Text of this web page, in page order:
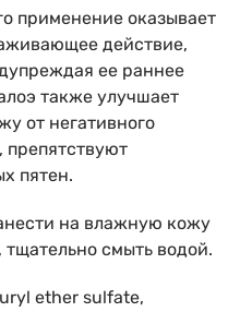
применение оказывает
действие,
ее раннее
также улучшает
от негативного
препятствуют
пятен.
на влажную кожу
тщательно смыть водой.
ether sulfate,